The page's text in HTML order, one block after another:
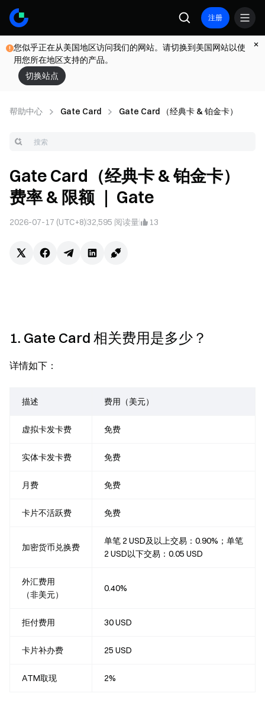
注册
您似乎正在从美国地区访问我们的网站。请切换到美国网站以使
用您所在地区支持的产品。
切换站点
帮助中心 Gate Card Gate Card （经典卡 & 铂金卡）
Gate Card（经典卡 & 铂金卡）
费率 & 限额 ｜ Gate
2026-07-17 (UTC+8)32,595 阅读量 13
1. Gate Card 相关费用是多少？
详情如下：
描述 费用（美元）
虚拟卡发卡费 免费
实体卡发卡费 免费
月费 免费
卡片不活跃费 免费
加密货币兑换费
单笔 2 USD及以上交易：0.90%；单笔
2 USD以下交易：0.05 USD
外汇费用
（非美元）
0.40%
拒付费用 30 USD
卡片补办费 25 USD
ATM取现 2%